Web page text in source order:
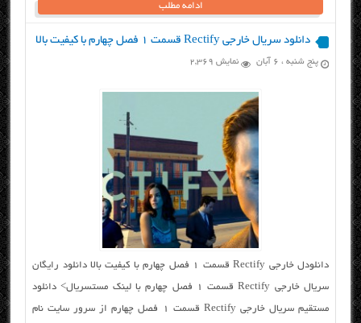
ادامه مطلب
دانلود سریال خارجی Rectify قسمت ۱ فصل چهارم با کیفیت بالا
پنج شنبه ، ۶ آبان نمایش 2,369
دانلودل خارجی Rectify قسمت ۱ فصل چهارم با کیفیت بالا دانلود رایگان
سریال خارجی Rectify قسمت ۱ فصل چهارم با لینک مستسریال> دانلود
مستقیم سریال خارجی Rectify قسمت ۱ فصل چهارم از سرور سایت نام